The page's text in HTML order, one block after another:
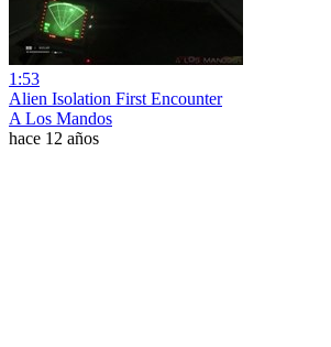
1:53
Alien Isolation First Encounter
A Los Mandos
hace 12 años